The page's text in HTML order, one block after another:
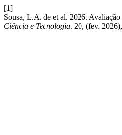
[1]
Sousa, L.A. de et al. 2026.
Ciência e Tecnologia. 20, (fev.